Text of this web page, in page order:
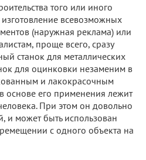
того или иного
всевозможных
(наружная реклама) или
проще всего, сразу
станок для металлических
для оцинковки незаменим в
и лакокрасочным
основе его применения лежит
При этом он довольно
и может быть использован
с одного объекта на